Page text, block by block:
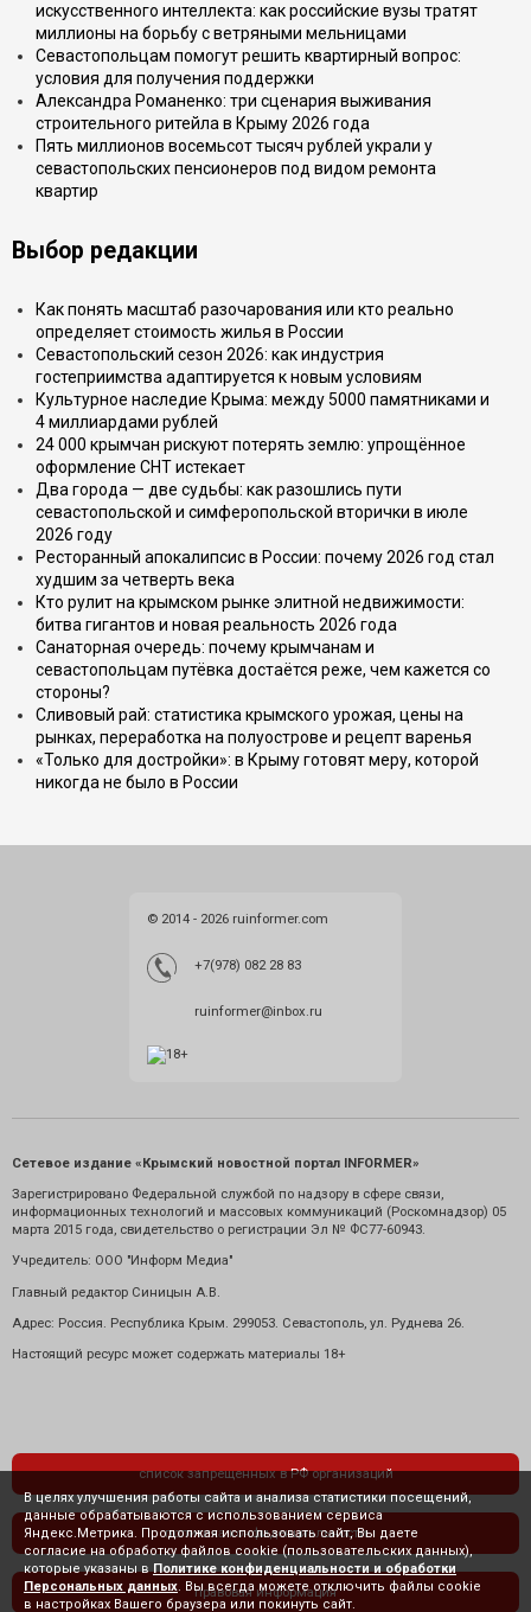
искусственного интеллекта: как российские вузы тратят
миллионы на борьбу с ветряными мельницами
Севастопольцам помогут решить квартирный вопрос:
условия для получения поддержки
Александра Романенко: три сценария выживания
строительного ритейла в Крыму 2026 года
Пять миллионов восемьсот тысяч рублей украли у
севастопольских пенсионеров под видом ремонта
квартир
Выбор редакции
Как понять масштаб разочарования или кто реально
определяет стоимость жилья в России
Севастопольский сезон 2026: как индустрия
гостеприимства адаптируется к новым условиям
Культурное наследие Крыма: между 5000 памятниками и
4 миллиардами рублей
24 000 крымчан рискуют потерять землю: упрощённое
оформление СНТ истекает
Два города — две судьбы: как разошлись пути
севастопольской и симферопольской вторички в июле
2026 году
Ресторанный апокалипсис в России: почему 2026 год стал
худшим за четверть века
Кто рулит на крымском рынке элитной недвижимости:
битва гигантов и новая реальность 2026 года
Санаторная очередь: почему крымчанам и
севастопольцам путёвка достаётся реже, чем кажется со
стороны?
Сливовый рай: статистика крымского урожая, цены на
рынках, переработка на полуострове и рецепт варенья
«Только для достройки»: в Крыму готовят меру, которой
никогда не было в России
© 2014 - 2026 ruinformer.com
+7(978) 082 28 83
ruinformer@inbox.ru
Сетевое издание «Крымский новостной портал INFORMER»
Зарегистрировано Федеральной службой по надзору в сфере связи,
информационных технологий и массовых коммуникаций (Роскомнадзор) 05
марта 2015 года, свидетельство о регистрации Эл № ФС77-60943.
Учредитель: ООО "Информ Медиа"
Главный редактор Синицын А.В.
Адрес: Россия. Республика Крым. 299053. Севастополь, ул. Руднева 26.
Настоящий ресурс может содержать материалы 18+
список запрещенных в РФ организаций
политика конфиденциальности
правовая информация
В целях улучшения работы сайта и анализа статистики посещений,
данные обрабатываются с использованием сервиса
Яндекс.Метрика. Продолжая использовать сайт, Вы даете
согласие на обработку файлов cookie (пользовательских данных),
которые указаны в Политике конфиденциальности и обработки
Персональных данных . Вы всегда можете отключить файлы cookie
в настройках Вашего браузера или покинуть сайт.